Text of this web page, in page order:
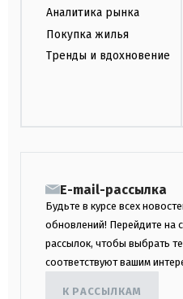
Аналитика рынка
Покупка жилья
Тренды и вдохновение
E-mail-рассылка
Будьте в курсе всех
обновлений! Перейдите на
рассылок, чтобы выбрать
соответствуют вашим
К РАССЫЛКАМ